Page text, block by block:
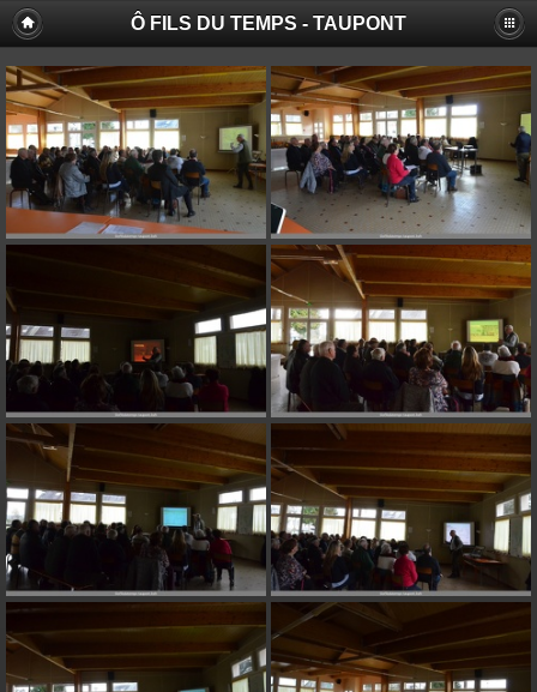
Ô FILS DU TEMPS - TAUPONT